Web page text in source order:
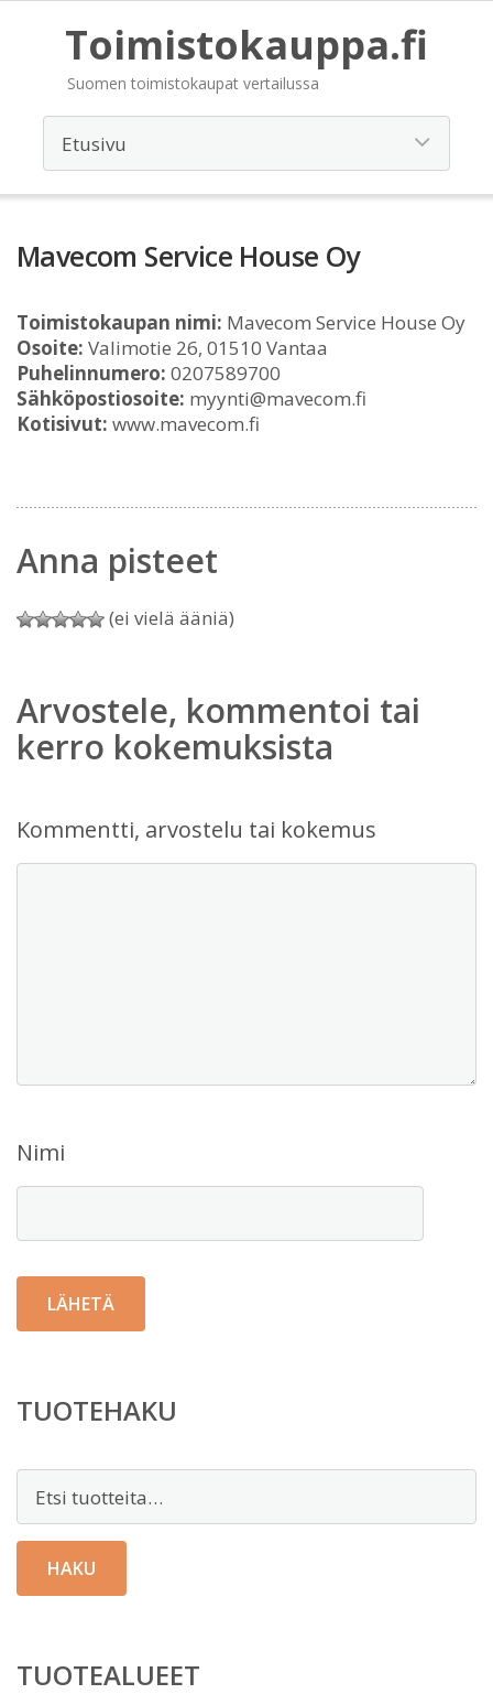
Toimistokauppa.fi
Suomen toimistokaupat vertailussa
Mavecom Service House Oy
Toimistokaupan nimi: Mavecom Service House Oy
Osoite: Valimotie 26, 01510 Vantaa
Puhelinnumero: 0207589700
Sähköpostiosoite: myynti@mavecom.fi
Kotisivut: www.mavecom.fi
Anna pisteet
(ei vielä ääniä)
Arvostele, kommentoi tai
kerro kokemuksista
Kommentti, arvostelu tai kokemus
Nimi
TUOTEHAKU
HAKU
TUOTEALUEET